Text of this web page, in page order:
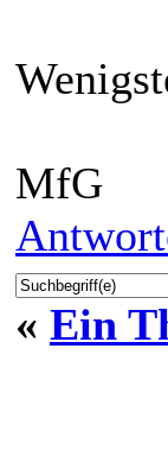
MfG
« Ein